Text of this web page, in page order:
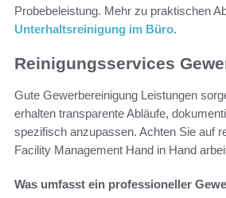
Probebeleistung. Mehr zu praktischen
Unterhaltsreinigung im Büro.
Reinigungsservices
Gute Gewerbereinigung Leistungen
erhalten transparente Abläufe,
spezifisch anzupassen. Achten Sie auf
Facility Management Hand in Hand
Was umfasst ein professioneller